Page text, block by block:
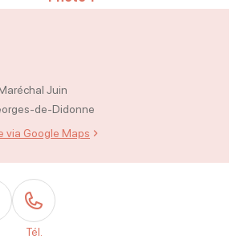
Photo 1
Juin
de-Didonne
via Google Maps
Tél.